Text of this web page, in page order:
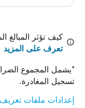
كيف تؤثر المبالغ
تعرف على المزيد
*يشمل المجموع
تسجيل المغادرة.
إعدادات ملفات تعريف